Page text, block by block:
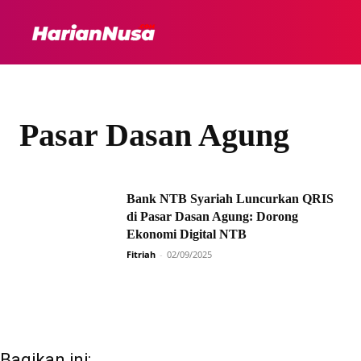
Pasar Dasan Agung
Bank NTB Syariah Luncurkan QRIS
di Pasar Dasan Agung: Dorong
Ekonomi Digital NTB
Fitriah - 02/09/2025